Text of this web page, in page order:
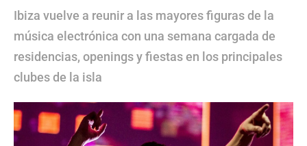
Ibiza vuelve a reunir a las mayores figuras de la
música electrónica con una semana cargada de
residencias, openings y fiestas en los principales
clubes de la isla